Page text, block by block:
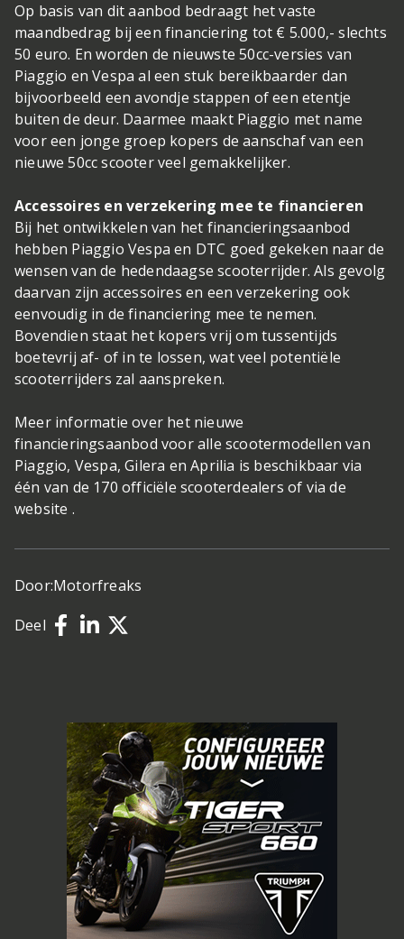
Op basis van dit aanbod bedraagt het vaste
maandbedrag bij een financiering tot € 5.000,- slechts
50 euro. En worden de nieuwste 50cc-versies van
Piaggio en Vespa al een stuk bereikbaarder dan
bijvoorbeeld een avondje stappen of een etentje
buiten de deur. Daarmee maakt Piaggio met name
voor een jonge groep kopers de aanschaf van een
nieuwe 50cc scooter veel gemakkelijker.
Accessoires en verzekering mee te financieren
Bij het ontwikkelen van het financieringsaanbod
hebben Piaggio Vespa en DTC goed gekeken naar de
wensen van de hedendaagse scooterrijder. Als gevolg
daarvan zijn accessoires en een verzekering ook
eenvoudig in de financiering mee te nemen.
Bovendien staat het kopers vrij om tussentijds
boetevrij af- of in te lossen, wat veel potentiële
scooterrijders zal aanspreken.
Meer informatie over het nieuwe
financieringsaanbod voor alle scootermodellen van
Piaggio, Vespa, Gilera en Aprilia is beschikbaar via
één van de 170 officiële scooterdealers of via de
website .
Door:Motorfreaks
Deel